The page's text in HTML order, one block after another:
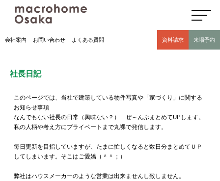
高気密高断熱住宅のマクロホーム大阪の社長日記(豊中市 モデルハウス有)
会社案内 お問い合わせ よくある質問 資料請求 来場予約
社長日記
このページでは、当社で建築している物件写真や「家づくり」に関する
お知らせ事項
なんでもない社長の日常（興味ない？） ぜ～んぶまとめてUPします。
私の人柄や考え方にプライベートまで丸裸で発信します。
毎日更新を目指していますが、たまに忙しくなると数日分まとめてＵＰ
してしまいます。そこはご愛嬌（＾＾；）
弊社はハウスメーカーのような営業は出来ませんし致しません。